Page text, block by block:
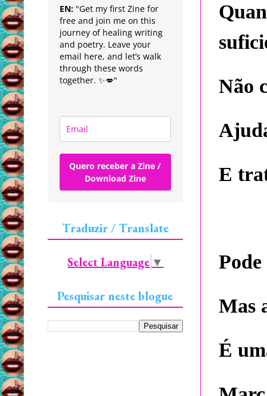
Não
E
Mas
É
EN: "Get my first Zine for
free and join me on this
journey of healing writing
and poetry. Leave your
email here, and let’s walk
through these words
together. ✨💋"
Quero receber a Zine /
Download Zine
Traduzir / Translate
Select Language ▼
Pesquisar neste blogue